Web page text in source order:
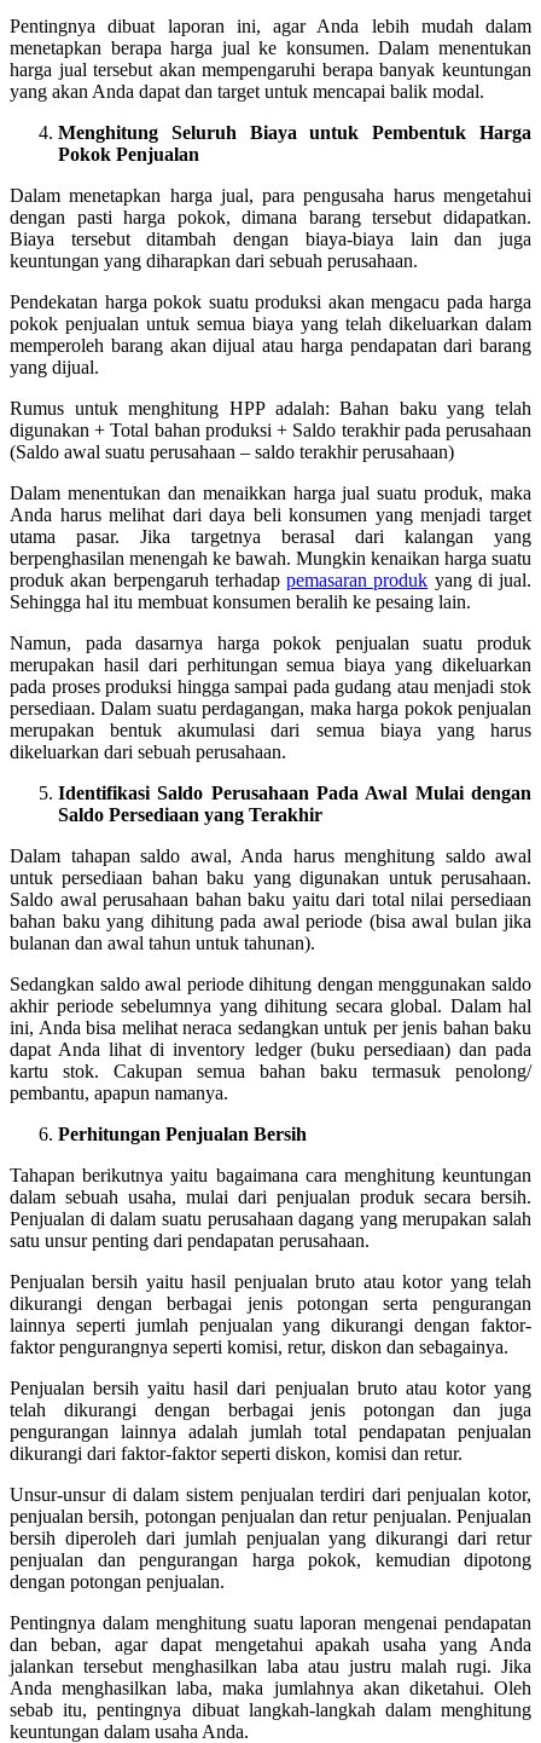
Pentingnya dibuat laporan ini, agar Anda lebih mudah dalam
menetapkan berapa harga jual ke konsumen. Dalam menentukan
harga jual tersebut akan mempengaruhi berapa banyak keuntungan
yang akan Anda dapat dan target untuk mencapai balik modal.
Menghitung Seluruh Biaya untuk Pembentuk Harga
Pokok Penjualan
Dalam menetapkan harga jual, para pengusaha harus mengetahui
dengan pasti harga pokok, dimana barang tersebut didapatkan.
Biaya tersebut ditambah dengan biaya-biaya lain dan juga
keuntungan yang diharapkan dari sebuah perusahaan.
Pendekatan harga pokok suatu produksi akan mengacu pada harga
pokok penjualan untuk semua biaya yang telah dikeluarkan dalam
memperoleh barang akan dijual atau harga pendapatan dari barang
yang dijual.
Rumus untuk menghitung HPP adalah: Bahan baku yang telah
digunakan + Total bahan produksi + Saldo terakhir pada perusahaan
(Saldo awal suatu perusahaan – saldo terakhir perusahaan)
Dalam menentukan dan menaikkan harga jual suatu produk, maka
Anda harus melihat dari daya beli konsumen yang menjadi target
utama pasar. Jika targetnya berasal dari kalangan yang
berpenghasilan menengah ke bawah. Mungkin kenaikan harga suatu
produk akan berpengaruh terhadap pemasaran produk yang di jual.
Sehingga hal itu membuat konsumen beralih ke pesaing lain.
Namun, pada dasarnya harga pokok penjualan suatu produk
merupakan hasil dari perhitungan semua biaya yang dikeluarkan
pada proses produksi hingga sampai pada gudang atau menjadi stok
persediaan. Dalam suatu perdagangan, maka harga pokok penjualan
merupakan bentuk akumulasi dari semua biaya yang harus
dikeluarkan dari sebuah perusahaan.
Identifikasi Saldo Perusahaan Pada Awal Mulai dengan
Saldo Persediaan yang Terakhir
Dalam tahapan saldo awal, Anda harus menghitung saldo awal
untuk persediaan bahan baku yang digunakan untuk perusahaan.
Saldo awal perusahaan bahan baku yaitu dari total nilai persediaan
bahan baku yang dihitung pada awal periode (bisa awal bulan jika
bulanan dan awal tahun untuk tahunan).
Sedangkan saldo awal periode dihitung dengan menggunakan saldo
akhir periode sebelumnya yang dihitung secara global. Dalam hal
ini, Anda bisa melihat neraca sedangkan untuk per jenis bahan baku
dapat Anda lihat di inventory ledger (buku persediaan) dan pada
kartu stok. Cakupan semua bahan baku termasuk penolong/
pembantu, apapun namanya.
Perhitungan Penjualan Bersih
Tahapan berikutnya yaitu bagaimana cara menghitung keuntungan
dalam sebuah usaha, mulai dari penjualan produk secara bersih.
Penjualan di dalam suatu perusahaan dagang yang merupakan salah
satu unsur penting dari pendapatan perusahaan.
Penjualan bersih yaitu hasil penjualan bruto atau kotor yang telah
dikurangi dengan berbagai jenis potongan serta pengurangan
lainnya seperti jumlah penjualan yang dikurangi dengan faktor-
faktor pengurangnya seperti komisi, retur, diskon dan sebagainya.
Penjualan bersih yaitu hasil dari penjualan bruto atau kotor yang
telah dikurangi dengan berbagai jenis potongan dan juga
pengurangan lainnya adalah jumlah total pendapatan penjualan
dikurangi dari faktor-faktor seperti diskon, komisi dan retur.
Unsur-unsur di dalam sistem penjualan terdiri dari penjualan kotor,
penjualan bersih, potongan penjualan dan retur penjualan. Penjualan
bersih diperoleh dari jumlah penjualan yang dikurangi dari retur
penjualan dan pengurangan harga pokok, kemudian dipotong
dengan potongan penjualan.
Pentingnya dalam menghitung suatu laporan mengenai pendapatan
dan beban, agar dapat mengetahui apakah usaha yang Anda
jalankan tersebut menghasilkan laba atau justru malah rugi. Jika
Anda menghasilkan laba, maka jumlahnya akan diketahui. Oleh
sebab itu, pentingnya dibuat langkah-langkah dalam menghitung
keuntungan dalam usaha Anda.